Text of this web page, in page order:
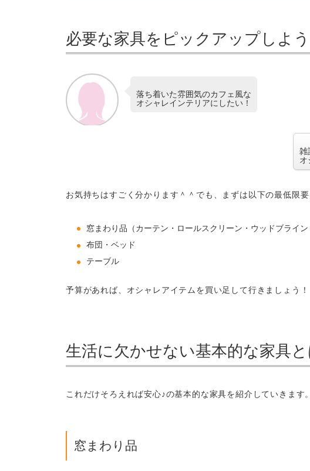
必要な家具をピックアップしよう
落ち着いた雰囲気のカフェ風な
オシャレインテリアにしたい！
雑
オ
お気持ちはすごく分かります＾＾でも、まずは以下の最低限要
窓まわり品（カーテン・ロールスクリーン・ウッドブライン
布団・ベッド
テーブル
予算があれば、オシャレアイテムを買い足して行きましょう！
生活に欠かせない基本的な家具と
これだけそろえれば安心♪の基本的な家具を紹介していきます。
窓まわり品